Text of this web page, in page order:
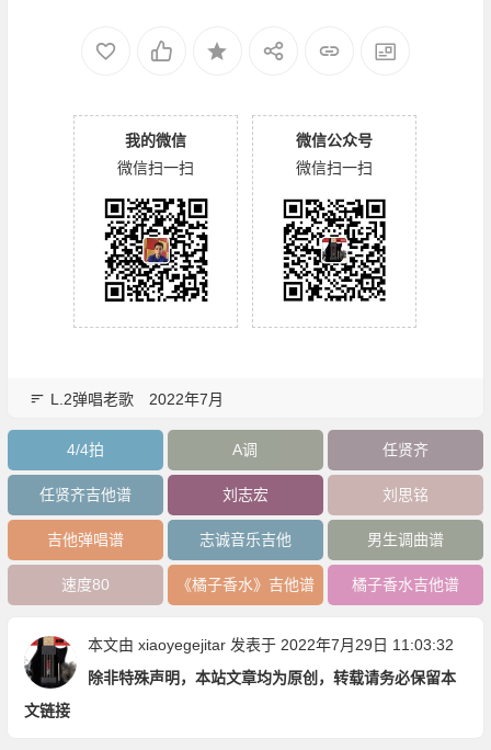
我的微信
微信扫一扫
微信公众号
微信扫一扫
L.2弹唱老歌 2022年7月
4/4拍 A调 任贤齐
任贤齐吉他谱 刘志宏 刘思铭
吉他弹唱谱 志诚音乐吉他 男生调曲谱
速度80 《橘子香水》吉他谱 橘子香水吉他谱
本文由 xiaoyegejitar发表于 2022年7月29日 11:03:32
除非特殊声明，本站文章均为原创，转载请务必保留本
文链接